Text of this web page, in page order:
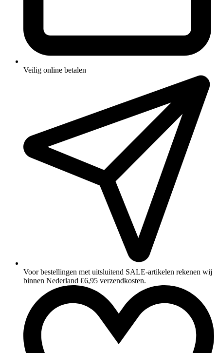
Veilig online betalen
Voor bestellingen met uitsluitend SALE‑artikelen rekenen wij
binnen Nederland €6,95 verzendkosten.